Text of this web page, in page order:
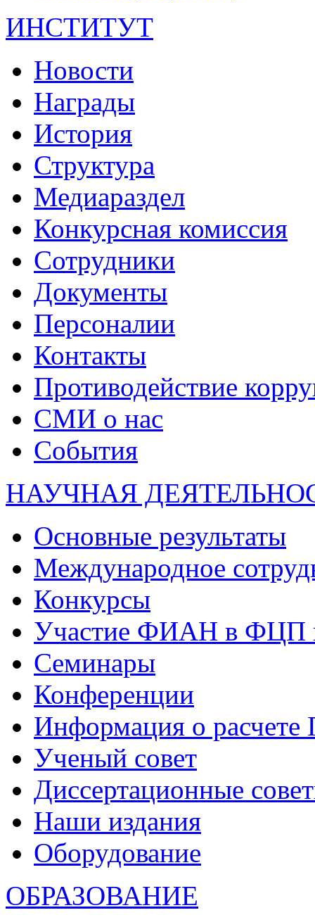
ИНСТИТУТ
Новости
Награды
История
Структура
Медиараздел
Конкурсная комиссия
Сотрудники
Документы
Персоналии
Контакты
Противодействие
СМИ о нас
События
НАУЧНАЯ
Основные результаты
Международное
Конкурсы
Участие ФИАН в ФЦП
Семинары
Конференции
Информация о
Ученый совет
Диссертационные
Наши издания
Оборудование
ОБРАЗОВАНИЕ